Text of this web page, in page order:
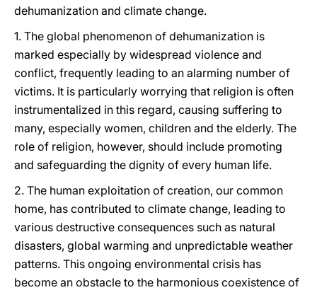
dehumanization and climate change.
1. The global phenomenon of dehumanization is
marked especially by widespread violence and
conflict, frequently leading to an alarming number of
victims. It is particularly worrying that religion is often
instrumentalized in this regard, causing suffering to
many, especially women, children and the elderly. The
role of religion, however, should include promoting
and safeguarding the dignity of every human life.
2. The human exploitation of creation, our common
home, has contributed to climate change, leading to
various destructive consequences such as natural
disasters, global warming and unpredictable weather
patterns. This ongoing environmental crisis has
become an obstacle to the harmonious coexistence of